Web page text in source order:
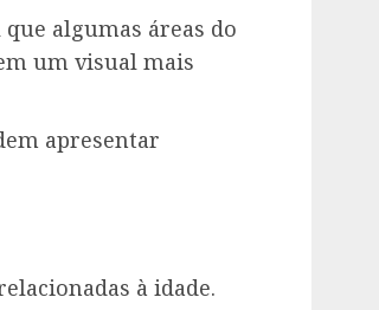
algumas áreas do
um visual mais
apresentar
à idade.